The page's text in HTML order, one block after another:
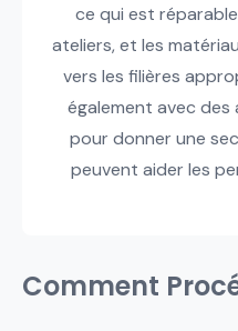
ce qui est
ateliers, et les
vers les filières
également avec
pour donner une
peuvent aider les
Comment